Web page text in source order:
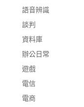
語音辨識
談判
資料庫
辦公日常
遊戲
電信
電商